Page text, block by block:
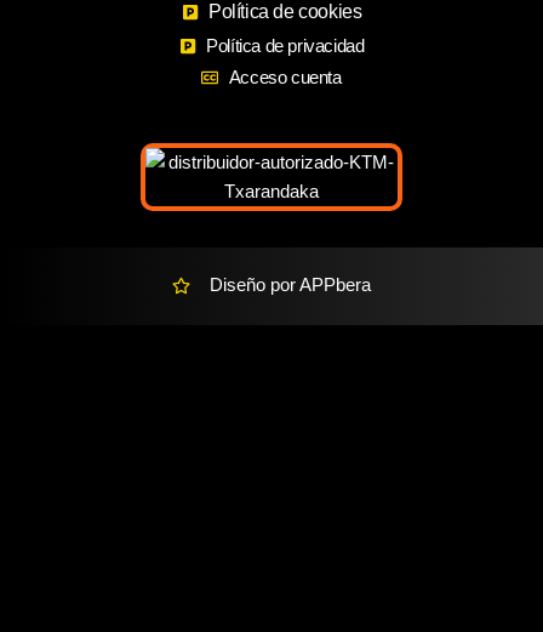
o
o
k
g
r
a
m
a
r
k
e
a
l
Política de cookies
Política de privacidad
Acceso cuenta
Diseño por APPbera